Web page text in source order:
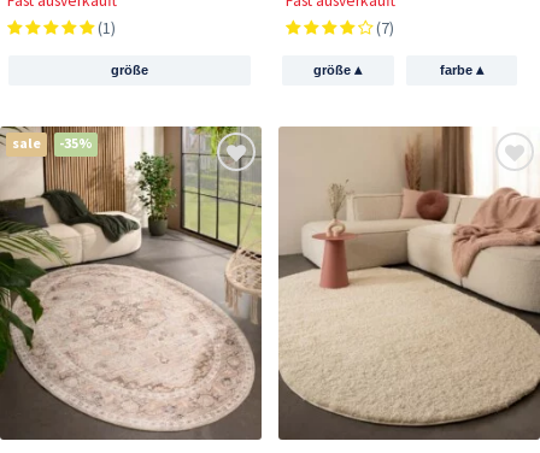
(1)
größe
(7)
größe▴ farbe ▴
sale -35%